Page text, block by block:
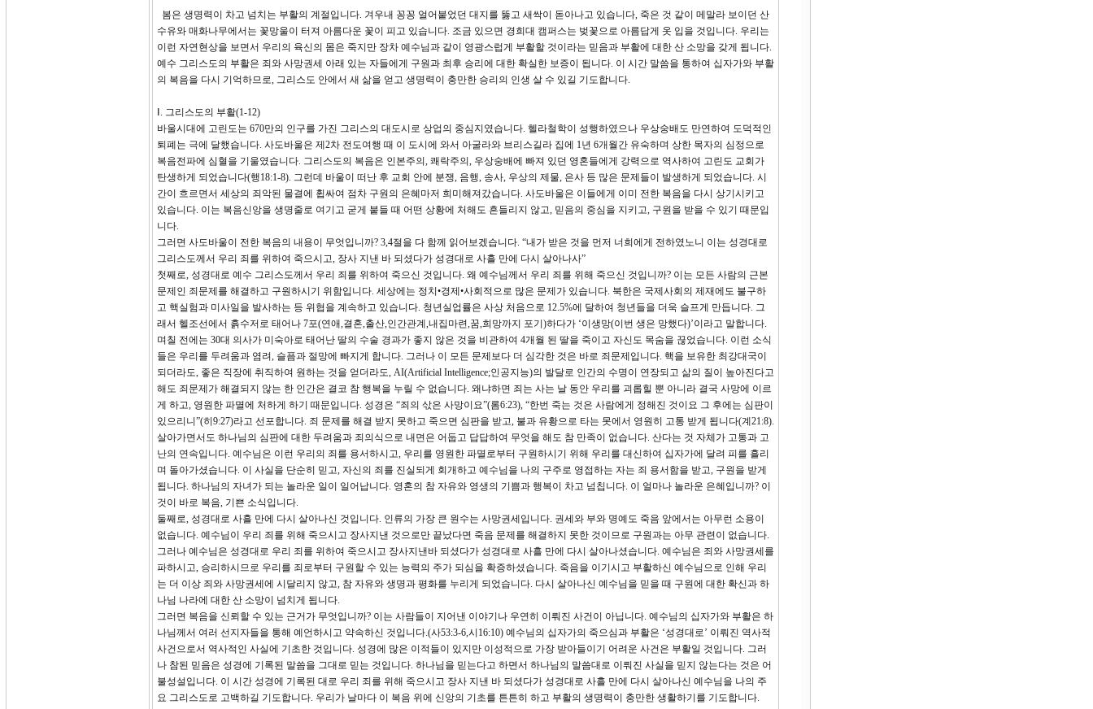
봄은 생명력이 차고 넘치는 부활의 계절입니다. 겨우내 꽁꽁 얼어붙었던 대지를 뚫고 새싹이 돋아나고 있습니다, 죽은 것 같이 메말라 보이던 산
수유와 매화나무에서는 꽃망울이 터져 아름다운 꽃이 피고 있습니다. 조금 있으면 경희대 캠퍼스는 벚꽃으로 아름답게 옷 입을 것입니다. 우리는
이런 자연현상을 보면서 우리의 육신의 몸은 죽지만 장차 예수님과 같이 영광스럽게 부활할 것이라는 믿음과 부활에 대한 산 소망을 갖게 됩니다.
예수 그리스도의 부활은 죄와 사망권세 아래 있는 자들에게 구원과 최후 승리에 대한 확실한 보증이 됩니다. 이 시간 말씀을 통하여 십자가와 부활
의 복음을 다시 기억하므로, 그리스도 안에서 새 삶을 얻고 생명력이 충만한 승리의 인생 살 수 있길 기도합니다.
Ⅰ. 그리스도의 부활(1-12)
바울시대에 고린도는 670만의 인구를 가진 그리스의 대도시로 상업의 중심지였습니다. 헬라철학이 성행하였으나 우상숭배도 만연하여 도덕적인
퇴폐는 극에 달했습니다. 사도바울은 제2차 전도여행 때 이 도시에 와서 아굴라와 브리스길라 집에 1년 6개월간 유숙하며 상한 목자의 심정으로
복음전파에 심혈을 기울였습니다. 그리스도의 복음은 인본주의, 쾌락주의, 우상숭배에 빠져 있던 영혼들에게 강력으로 역사하여 고린도 교회가
탄생하게 되었습니다(행18:1-8). 그런데 바울이 떠난 후 교회 안에 분쟁, 음행, 송사, 우상의 제물, 은사 등 많은 문제들이 발생하게 되었습니다. 시
간이 흐르면서 세상의 죄악된 물결에 휩싸여 점차 구원의 은혜마저 희미해져갔습니다. 사도바울은 이들에게 이미 전한 복음을 다시 상기시키고
있습니다. 이는 복음신앙을 생명줄로 여기고 굳게 붙들 때 어떤 상황에 처해도 흔들리지 않고, 믿음의 중심을 지키고, 구원을 받을 수 있기 때문입
니다.
그러면 사도바울이 전한 복음의 내용이 무엇입니까? 3,4절을 다 함께 읽어보겠습니다. “내가 받은 것을 먼저 너희에게 전하였노니 이는 성경대로
그리스도께서 우리 죄를 위하여 죽으시고, 장사 지낸 바 되셨다가 성경대로 사흘 만에 다시 살아나사”
첫째로, 성경대로 예수 그리스도께서 우리 죄를 위하여 죽으신 것입니다. 왜 예수님께서 우리 죄를 위해 죽으신 것입니까? 이는 모든 사람의 근본
문제인 죄문제를 해결하고 구원하시기 위함입니다. 세상에는 정치•경제•사회적으로 많은 문제가 있습니다. 북한은 국제사회의 제재에도 불구하
고 핵실험과 미사일을 발사하는 등 위협을 계속하고 있습니다. 청년실업률은 사상 처음으로 12.5%에 달하여 청년들을 더욱 슬프게 만듭니다. 그
래서 헬조선에서 흙수저로 태어나 7포(연애,결혼,출산,인간관계,내집마련,꿈,희망까지 포기)하다가 ‘이생망(이번 생은 망했다)’이라고 말합니다.
며칠 전에는 30대 의사가 미숙아로 태어난 딸의 수술 경과가 좋지 않은 것을 비관하여 4개월 된 딸을 죽이고 자신도 목숨을 끊었습니다. 이런 소식
들은 우리를 두려움과 염려, 슬픔과 절망에 빠지게 합니다. 그러나 이 모든 문제보다 더 심각한 것은 바로 죄문제입니다. 핵을 보유한 최강대국이
되더라도, 좋은 직장에 취직하여 원하는 것을 얻더라도, AI(Artificial Intelligence;인공지능)의 발달로 인간의 수명이 연장되고 삶의 질이 높아진다고
해도 죄문제가 해결되지 않는 한 인간은 결코 참 행복을 누릴 수 없습니다. 왜냐하면 죄는 사는 날 동안 우리를 괴롭힐 뿐 아니라 결국 사망에 이르
게 하고, 영원한 파멸에 처하게 하기 때문입니다. 성경은 “죄의 삯은 사망이요”(롬6:23), “한번 죽는 것은 사람에게 정해진 것이요 그 후에는 심판이
있으리니”(히9:27)라고 선포합니다. 죄 문제를 해결 받지 못하고 죽으면 심판을 받고, 불과 유황으로 타는 못에서 영원히 고통 받게 됩니다(계21:8).
살아가면서도 하나님의 심판에 대한 두려움과 죄의식으로 내면은 어둡고 답답하여 무엇을 해도 참 만족이 없습니다. 산다는 것 자체가 고통과 고
난의 연속입니다. 예수님은 이런 우리의 죄를 용서하시고, 우리를 영원한 파멸로부터 구원하시기 위해 우리를 대신하여 십자가에 달려 피를 흘리
며 돌아가셨습니다. 이 사실을 단순히 믿고, 자신의 죄를 진실되게 회개하고 예수님을 나의 구주로 영접하는 자는 죄 용서함을 받고, 구원을 받게
됩니다. 하나님의 자녀가 되는 놀라운 일이 일어납니다. 영혼의 참 자유와 영생의 기쁨과 행복이 차고 넘칩니다. 이 얼마나 놀라운 은혜입니까? 이
것이 바로 복음, 기쁜 소식입니다.
둘째로, 성경대로 사흘 만에 다시 살아나신 것입니다. 인류의 가장 큰 원수는 사망권세입니다. 권세와 부와 명예도 죽음 앞에서는 아무런 소용이
없습니다. 예수님이 우리 죄를 위해 죽으시고 장사지낸 것으로만 끝났다면 죽음 문제를 해결하지 못한 것이므로 구원과는 아무 관련이 없습니다.
그러나 예수님은 성경대로 우리 죄를 위하여 죽으시고 장사지낸바 되셨다가 성경대로 사흘 만에 다시 살아나셨습니다. 예수님은 죄와 사망권세를
파하시고, 승리하시므로 우리를 죄로부터 구원할 수 있는 능력의 주가 되심을 확증하셨습니다. 죽음을 이기시고 부활하신 예수님으로 인해 우리
는 더 이상 죄와 사망권세에 시달리지 않고, 참 자유와 생명과 평화를 누리게 되었습니다. 다시 살아나신 예수님을 믿을 때 구원에 대한 확신과 하
나님 나라에 대한 산 소망이 넘치게 됩니다.
그러면 복음을 신뢰할 수 있는 근거가 무엇입니까? 이는 사람들이 지어낸 이야기나 우연히 이뤄진 사건이 아닙니다. 예수님의 십자가와 부활은 하
나님께서 여러 선지자들을 통해 예언하시고 약속하신 것입니다.(사53:3-6,시16:10) 예수님의 십자가의 죽으심과 부활은 ‘성경대로’ 이뤄진 역사적
사건으로서 역사적인 사실에 기초한 것입니다. 성경에 많은 이적들이 있지만 이성적으로 가장 받아들이기 어려운 사건은 부활일 것입니다. 그러
나 참된 믿음은 성경에 기록된 말씀을 그대로 믿는 것입니다. 하나님을 믿는다고 하면서 하나님의 말씀대로 이뤄진 사실을 믿지 않는다는 것은 어
불성설입니다. 이 시간 성경에 기록된 대로 우리 죄를 위해 죽으시고 장사 지낸 바 되셨다가 성경대로 사흘 만에 다시 살아나신 예수님을 나의 주
요 그리스도로 고백하길 기도합니다. 우리가 날마다 이 복음 위에 신앙의 기초를 튼튼히 하고 부활의 생명력이 충만한 생활하기를 기도합니다.